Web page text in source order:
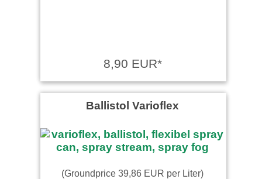
8,90 EUR*
Ballistol Varioflex
(Groundprice 39,86 EUR per Liter)